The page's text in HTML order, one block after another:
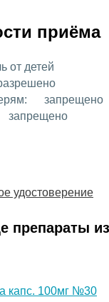
приёма
от детей
запрещено
запрещено
удостоверение
препараты
капс. 100мг №30